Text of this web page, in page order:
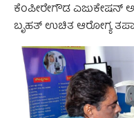
ಕೆಂಪೀರೇಗೌಡ ಎಜುಕೇಷನ್‌
ಬೃಹತ್ ಉಚಿತ ಆರೋಗ್ಯ